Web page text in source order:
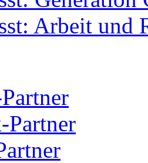
Arbeit und
Partner